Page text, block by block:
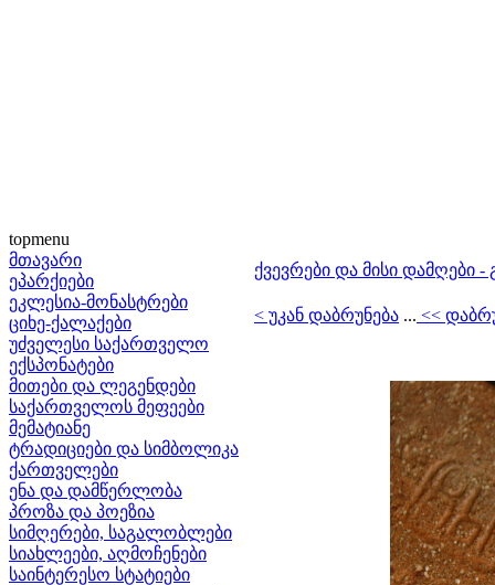
topmenu
მთავარი
ეპარქიები
ეკლესია-მონასტრები
ციხე-ქალაქები
უძველესი საქართველო
ექსპონატები
მითები და ლეგენდები
საქართველოს მეფეები
მემატიანე
ტრადიციები და სიმბოლიკა
ქართველები
ენა და დამწერლობა
პროზა და პოეზია
სიმღერები, საგალობლები
სიახლეები, აღმოჩენები
საინტერესო სტატიები
ქვევრები და მისი დამღები -
< უკან დაბრუნება ... <<